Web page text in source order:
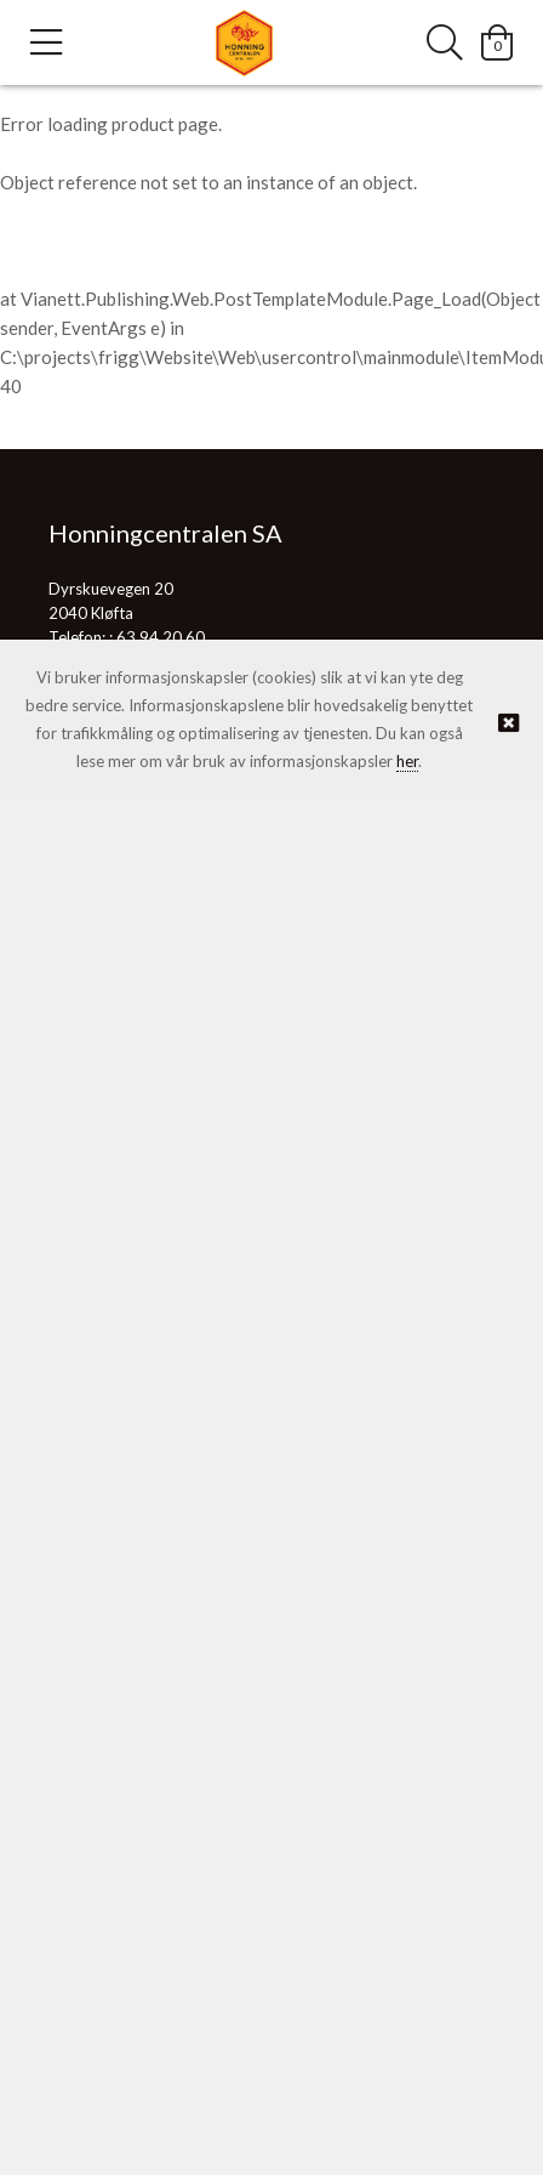
0
Error loading product page.
Object reference not set to an instance of an object.
at Vianett.Publishing.Web.PostTemplateModule.Page_Load(Object
sender, EventArgs e) in
40
Honningcentralen SA
Dyrskuevegen 20
2040 Kløfta
Telefon: :63 94 20 60
© Honningcentralen SA |Nettbutikk levert av Kréatif
Vi bruker informasjonskapsler (cookies) slik at vi kan yte deg
bedre service. Informasjonskapslene blir hovedsakelig benyttet
for trafikkmåling og optimalisering av tjenesten. Du kan også
lese mer om vår bruk av informasjonskapslerher.